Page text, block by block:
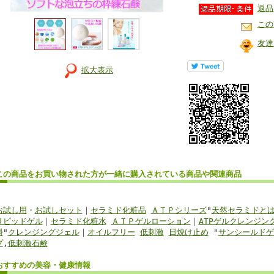
拡大表示
返
こ
友
の商品をお買い物された方が一緒に購入されている商品や関連商品
試し用 ・ お試しセット ｜ セラミド化粧品 ＡＴＰシリーズ" 天然セラミドと
ピッドゲル｜ セラミド化粧水 ＡＴＰゲルローション ｜ ATPゲルクレンジン
" クレンジングジェル｜ オイルフリー 低刺激 日焼け止め "サンシールド
, 低刺激石鹸
すすめの美容・健康情報